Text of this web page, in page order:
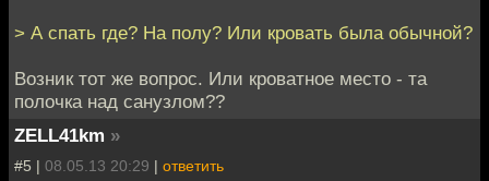
> А спать где? На полу? Или кровать была обычной?
Возник тот же вопрос. Или кроватное место - та
полочка над санузлом??
ZELL41km »
#5 | 08.05.13 20:29 | ответить